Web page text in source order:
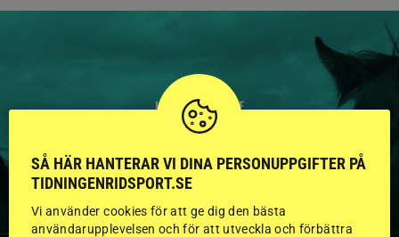
HINGSTAR ONLINE
GODKÄNDA HINGSTAR I
FLERA KATEGORIER MED
BILDER OCH FAKTA
SÅ HÄR HANTERAR VI DINA PERSONUPPGIFTER PÅ
TIDNINGENRIDSPORT.SE
Vi använder cookies för att ge dig den bästa
användarupplevelsen och för att utveckla och förbättra